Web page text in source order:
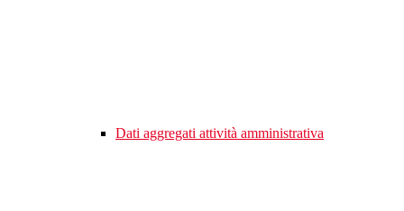
Dati aggregati attività amministrativa